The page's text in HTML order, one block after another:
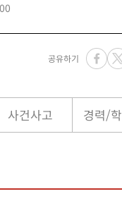
공유하기
사건사고 경력/